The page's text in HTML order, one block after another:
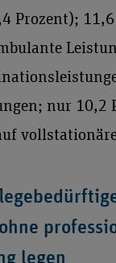
Prozent);
nur 10,2
legen